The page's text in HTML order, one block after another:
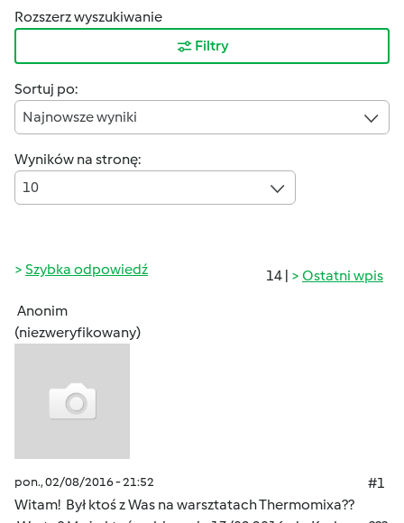
Rozszerz wyszukiwanie
Filtry
Sortuj po:
Najnowsze wyniki
Wyników na stronę:
10
14 | Ostatni wpis
Szybka odpowiedź
Anonim
(niezweryfikowany)
pon., 02/08/2016 - 21:52
#1
Witam! Był ktoś z Was na warsztatach Thermomixa??